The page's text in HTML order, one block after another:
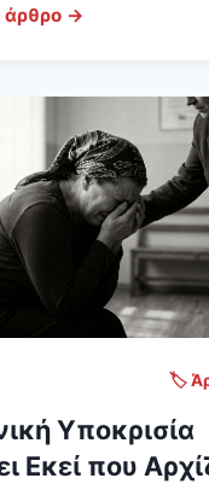
άρθρο →
🏷️
Υποκρισία
Εκεί που